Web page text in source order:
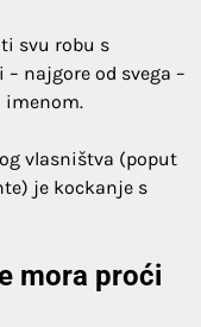
svu robu s
najgore od svega –
vlasništva (poput
je kockanje s
mora proći